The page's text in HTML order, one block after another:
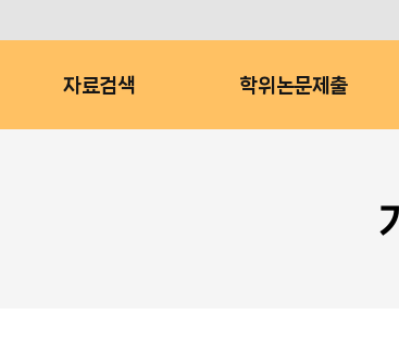
자료검색 학위논문제출